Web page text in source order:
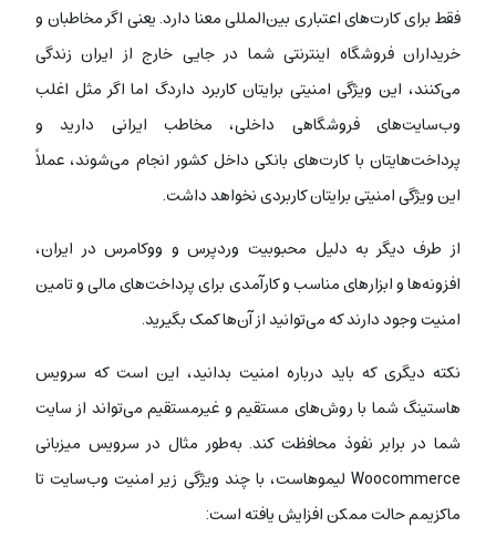
فقط برای کارت‌های اعتباری بین‌المللی معنا دارد. یعنی اگر مخاطبان و
خریداران فروشگاه اینترنتی شما در جایی خارج از ایران زندگی
می‌کنند، این ویژگی امنیتی برایتان کاربرد داردگ اما اگر مثل اغلب
وب‌سایت‌های فروشگاهی داخلی، مخاطب ایرانی دارید و
پرداخت‌هایتان با کارت‌های بانکی داخل کشور انجام می‌شوند، عملاً
این ویژگی امنیتی برایتان کاربردی نخواهد داشت.
از طرف دیگر به دلیل محبوبیت وردپرس و ووکامرس در ایران،
افزونه‌ها و ابزارهای مناسب و کارآمدی برای پرداخت‌های مالی و تامین
امنیت وجود دارند که می‌توانید از آن‌ها کمک بگیرید.
نکته‌ دیگری که باید درباره‌ امنیت بدانید، این است که سرویس
هاستینگ شما با روش‌های مستقیم و غیرمستقیم می‌تواند از سایت
شما در برابر نفوذ محافظت کند. به‌طور مثال در سرویس میزبانی
Woocommerce لیموهاست، با چند ویژگی‌ زیر امنیت وب‌سایت تا
ماکزیمم حالت ممکن افزایش یافته است: